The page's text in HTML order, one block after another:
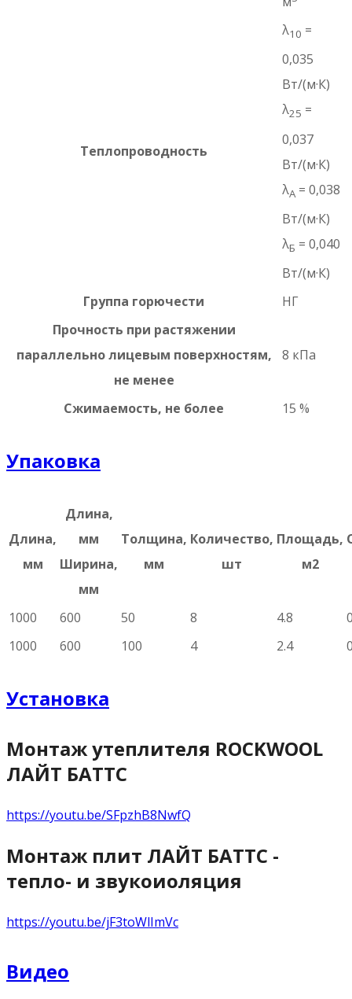
Теплопроводность
λ10 =
0,035
Вт/(м·К)
λ25 =
0,037
Вт/(м·К)
λA = 0,038
Вт/(м·К)
λБ = 0,040
Вт/(м·К)
Группа горючести
НГ
Прочность при растяжении
параллельно лицевым поверхностям,
не менее
8 кПа
Сжимаемость, не более 15 %
Упаковка
Длина,
мм
Длина,
мм
Ширина,
мм
Толщина,
мм
Количество,
шт
Площадь,
м2
1000 600 50 8 4.8
1000
600 100 4 2.4
Установка
Монтаж утеплителя ROCKWOOL
ЛАЙТ БАТТС
https://youtu.be/SFpzhB8NwfQ
Монтаж плит ЛАЙТ БАТТС -
тепло- и звукоиоляция
https://youtu.be/jF3toWlImVc
Видео